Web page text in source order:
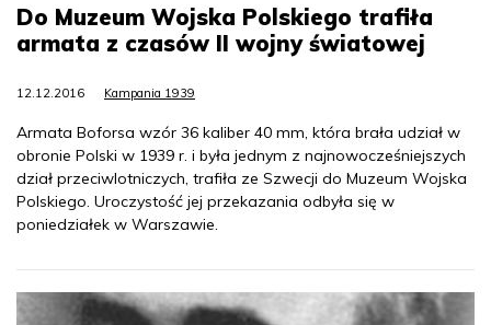
Do Muzeum Wojska Polskiego trafiła
armata z czasów II wojny światowej
12.12.2016 Kampania 1939
Armata Boforsa wzór 36 kaliber 40 mm, która brała udział w
obronie Polski w 1939 r. i była jednym z najnowocześniejszych
dział przeciwlotniczych, trafiła ze Szwecji do Muzeum Wojska
Polskiego. Uroczystość jej przekazania odbyła się w
poniedziałek w Warszawie.